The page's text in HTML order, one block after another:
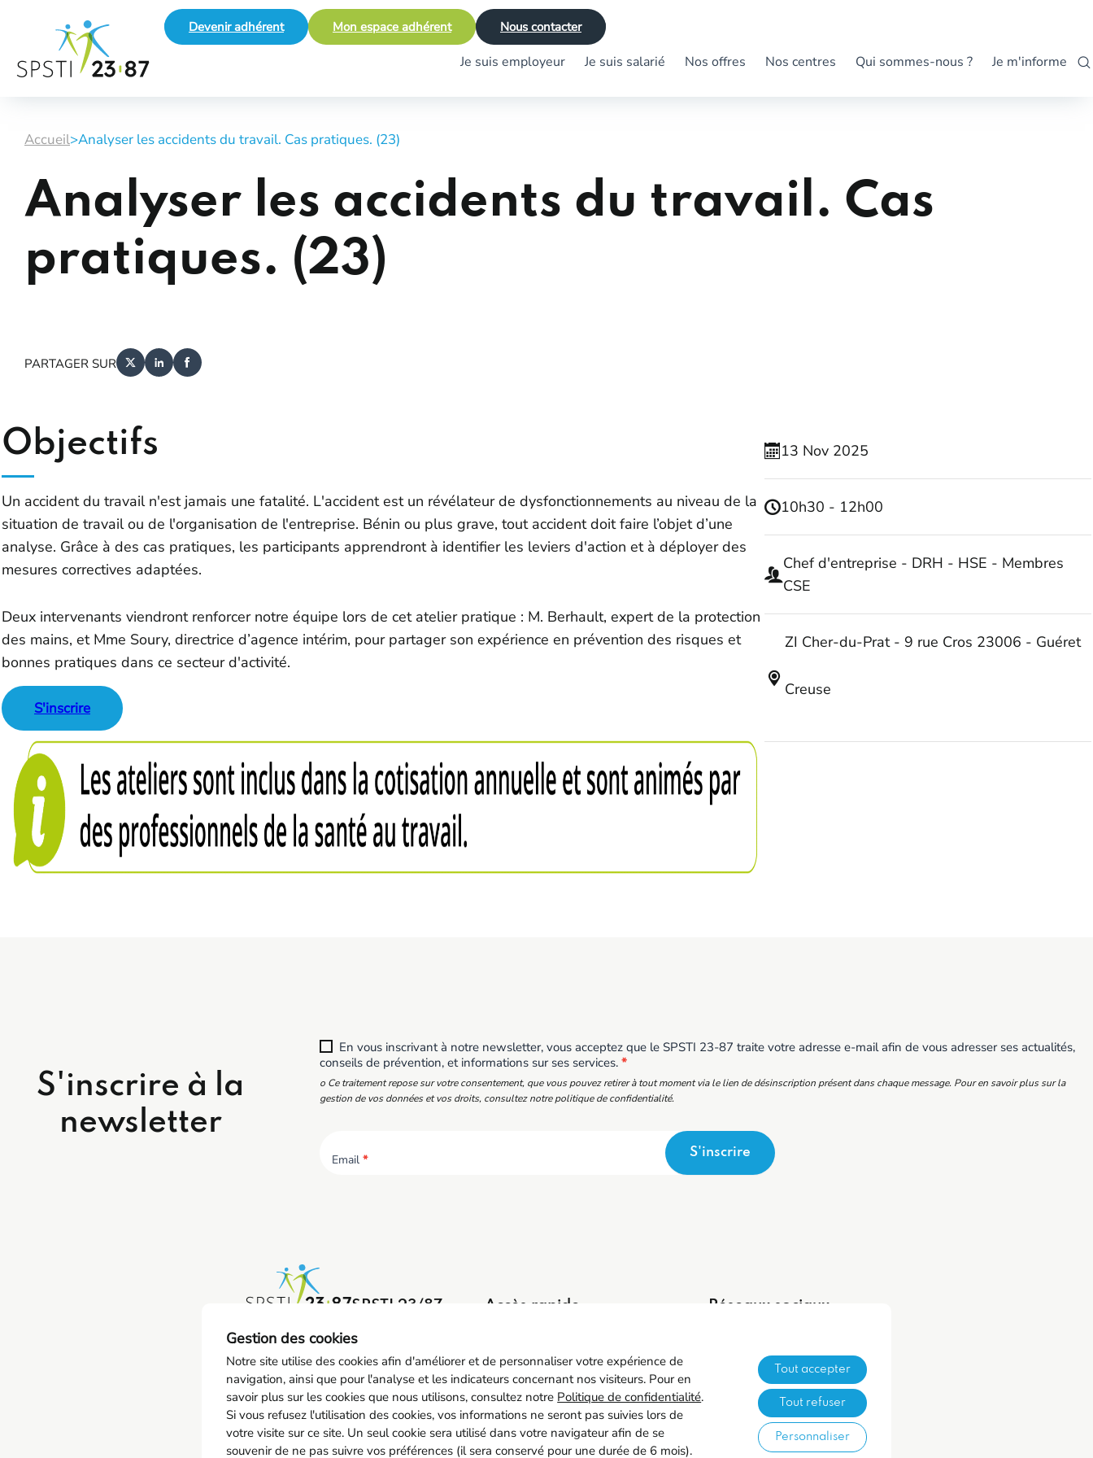
Devenir adhérent Mon espace adhérent Nous contacter
Je suis employeur Je suis salarié Nos offres Nos centres Qui sommes-nous ? Je m'informe
Accueil>Analyser les accidents du travail. Cas pratiques. (23)
Analyser les accidents du travail. Cas
pratiques. (23)
PARTAGER SUR
Objectifs
Un accident du travail n'est jamais une fatalité. L'accident est un révélateur de dysfonctionnements au niveau de la
situation de travail ou de l'organisation de l'entreprise. Bénin ou plus grave, tout accident doit faire l’objet d’une
analyse. Grâce à des cas pratiques, les participants apprendront à identifier les leviers d'action et à déployer des
mesures correctives adaptées.
Deux intervenants viendront renforcer notre équipe lors de cet atelier pratique : M. Berhault, expert de la protection
des mains, et Mme Soury, directrice d’agence intérim, pour partager son expérience en prévention des risques et
bonnes pratiques dans ce secteur d'activité.
S'inscrire
13 Nov 2025
10h30 - 12h00
Chef d'entreprise - DRH - HSE - Membres
CSE
ZI Cher-du-Prat - 9 rue Cros 23006 - Guéret
Creuse
S'inscrire à la
newsletter
En vous inscrivant à notre newsletter, vous acceptez que le SPSTI 23-87 traite votre adresse e-mail afin de vous adresser ses actualités,
conseils de prévention, et informations sur ses services.*
o Ce traitement repose sur votre consentement, que vous pouvez retirer à tout moment via le lien de désinscription présent dans chaque message. Pour en savoir plus sur la
gestion de vos données et vos droits, consultez notre politique de confidentialité.
Email* S'inscrire
SPSTI 23/87
contact@spsti23-87.fr
Accès rapide
Adhérer
Mon espace adhérent
Instance Représentative du Personnel
Réseaux sociaux
Gestion des cookies
Notre site utilise des cookies afin d'améliorer et de personnaliser votre expérience de
navigation, ainsi que pour l'analyse et les indicateurs concernant nos visiteurs. Pour en
savoir plus sur les cookies que nous utilisons, consultez notre Politique de confidentialité.
Si vous refusez l'utilisation des cookies, vos informations ne seront pas suivies lors de
votre visite sur ce site. Un seul cookie sera utilisé dans votre navigateur afin de se
souvenir de ne pas suivre vos préférences (il sera conservé pour une durée de 6 mois).
Tout accepter
Tout refuser
Personnaliser